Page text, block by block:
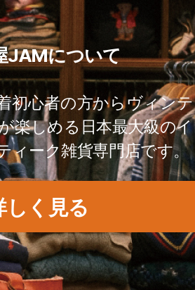
JAMについて
初心者の方からヴィン
楽しめる日本最大級の
ィーク雑貨専門店です。
しく見る